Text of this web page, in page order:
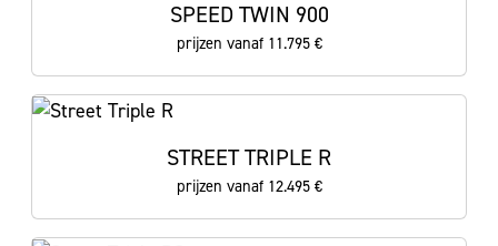
SPEED TWIN 900
prijzen vanaf 11.795 €
STREET TRIPLE R
prijzen vanaf 12.495 €